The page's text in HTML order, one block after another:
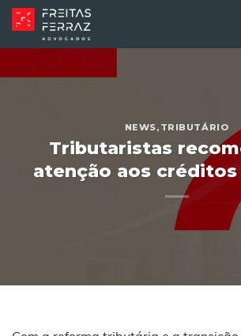
Skip
to
content
NEWS, TRIBUTÁRIO
Tributaristas
atenção aos créditos